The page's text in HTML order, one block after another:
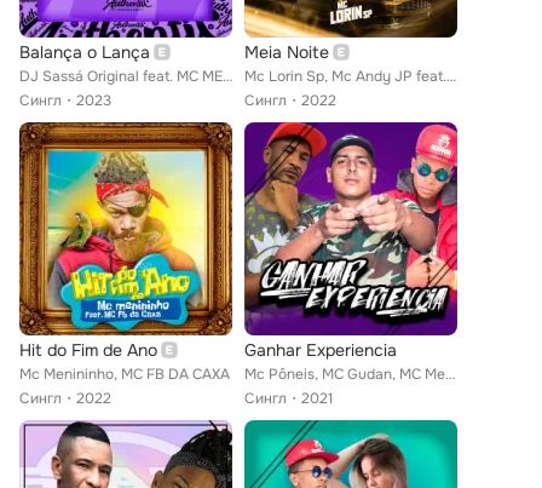
Balança o Lança
DJ Sassá Original feat. MC MENININHO
Сингл
2023
Meia Noite
Mc Lorin Sp, Mc Andy JP feat. Mc menininho
Сингл
2022
Hit do Fim de Ano
Mc Menininho, MC FB DA CAXA
Сингл
2022
Ganhar Experiencia
Mc Pôneis, MC Gudan, MC Menininho
Сингл
2021